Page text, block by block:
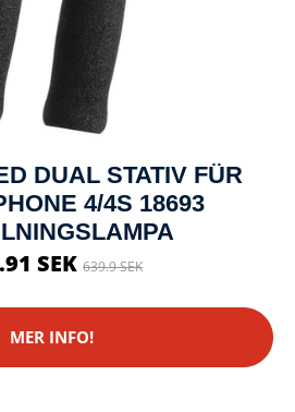
DUAL STATIV FÜR
4/4S 18693
SEK 639.9 SEK
MER INFO!